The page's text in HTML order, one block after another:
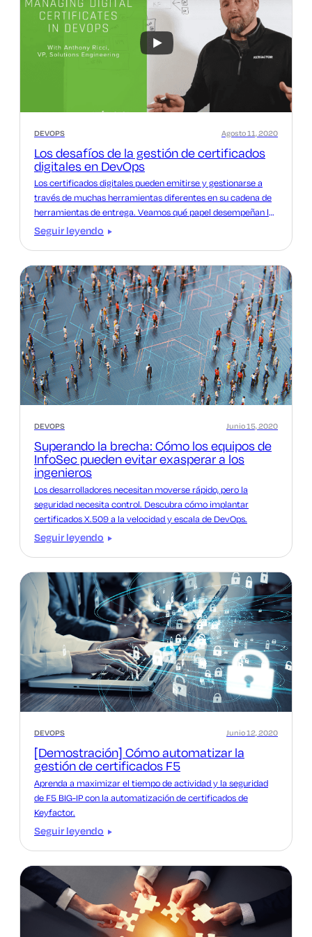
DEVOPS
Los desafíos de la gestión de certificados
digitales en DevOps
Agosto 11, 2020
Los certificados digitales pueden emitirse y gestionarse a
través de muchas herramientas diferentes en su cadena de
herramientas de entrega. Veamos qué papel desempeñan los
certificados en DevOps.
Seguir leyendo
DEVOPS
Superando la brecha: Cómo los equipos de
InfoSec pueden evitar exasperar a los
ingenieros
Junio 15, 2020
Los desarrolladores necesitan moverse rápido, pero la
seguridad necesita control. Descubra cómo implantar
certificados X.509 a la velocidad y escala de DevOps.
Seguir leyendo
DEVOPS
[Demostración] Cómo automatizar la
gestión de certificados F5
Junio 12, 2020
Aprenda a maximizar el tiempo de actividad y la seguridad
de F5 BIG-IP con la automatización de certificados de
Keyfactor.
Seguir leyendo